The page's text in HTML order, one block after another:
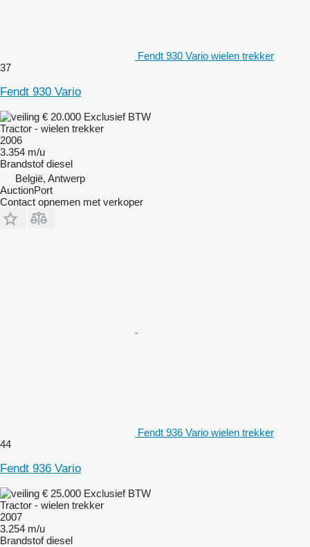
Fendt 930 Vario wielen trekker
37
Fendt 930 Vario
€ 20.000 Exclusief BTW
Tractor - wielen trekker
2006
3.354 m/u
Brandstof diesel
België, Antwerp
AuctionPort
Contact opnemen met verkoper
Fendt 936 Vario wielen trekker
44
Fendt 936 Vario
€ 25.000 Exclusief BTW
Tractor - wielen trekker
2007
3.254 m/u
Brandstof diesel